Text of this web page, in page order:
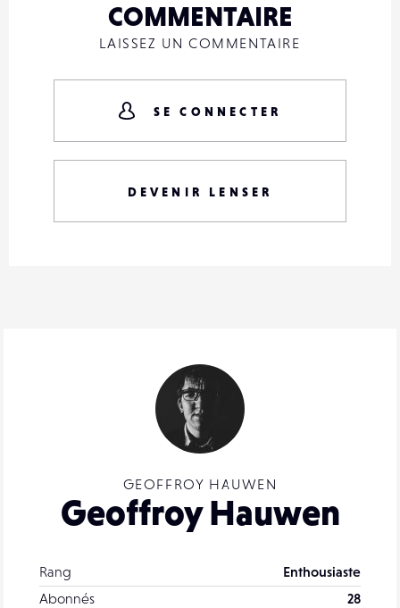
GEOFFROY HAUWEN
Geoffroy Hauwen
Rang
Enthousiaste
Abonnés
28
COMMENTAIRE
LAISSEZ UN COMMENTAIRE
SE CONNECTER
DEVENIR LENSER